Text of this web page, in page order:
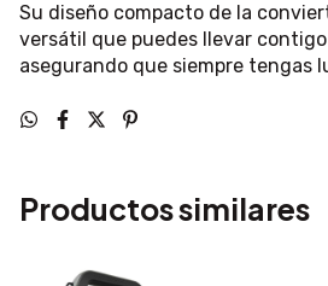
Su diseño compacto de la
versátil que puedes llevar
asegurando que siempre tengas
Productos similares